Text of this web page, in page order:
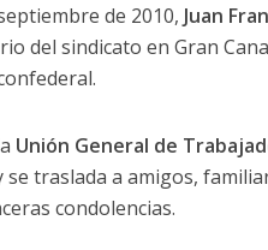
de 2010, Juan
del sindicato en Gran
Unión General de
se traslada a amigos,
condolencias.